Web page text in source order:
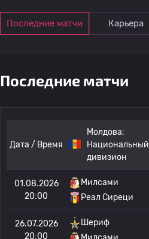
Последние матчи Карьера
Последние матчи
Дата / Время
Молдова:
Национальный
дивизион
01.08.2026
20:00
Милсами
Реал Сиреци
26.07.2026
20:00
Шериф